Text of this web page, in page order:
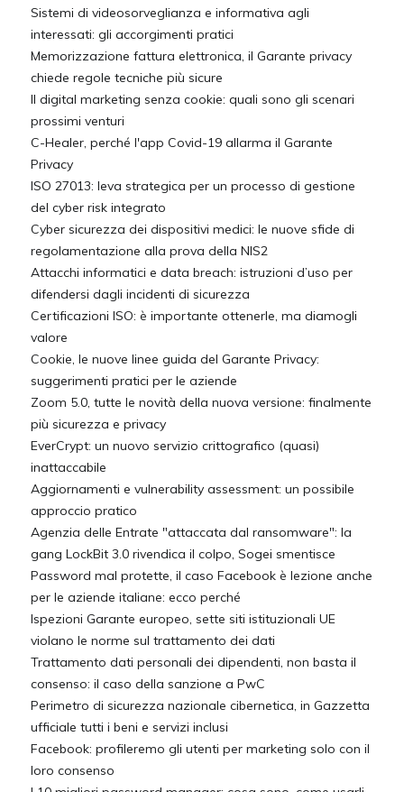
Sistemi di videosorveglianza e informativa agli
interessati: gli accorgimenti pratici
Memorizzazione fattura elettronica, il Garante privacy
chiede regole tecniche più sicure
Il digital marketing senza cookie: quali sono gli scenari
prossimi venturi
C-Healer, perché l'app Covid-19 allarma il Garante
Privacy
ISO 27013: leva strategica per un processo di gestione
del cyber risk integrato
Cyber sicurezza dei dispositivi medici: le nuove sfide di
regolamentazione alla prova della NIS2
Attacchi informatici e data breach: istruzioni d’uso per
difendersi dagli incidenti di sicurezza
Certificazioni ISO: è importante ottenerle, ma diamogli
valore
Cookie, le nuove linee guida del Garante Privacy:
suggerimenti pratici per le aziende
Zoom 5.0, tutte le novità della nuova versione: finalmente
più sicurezza e privacy
EverCrypt: un nuovo servizio crittografico (quasi)
inattaccabile
Aggiornamenti e vulnerability assessment: un possibile
approccio pratico
Agenzia delle Entrate "attaccata dal ransomware": la
gang LockBit 3.0 rivendica il colpo, Sogei smentisce
Password mal protette, il caso Facebook è lezione anche
per le aziende italiane: ecco perché
Ispezioni Garante europeo, sette siti istituzionali UE
violano le norme sul trattamento dei dati
Trattamento dati personali dei dipendenti, non basta il
consenso: il caso della sanzione a PwC
Perimetro di sicurezza nazionale cibernetica, in Gazzetta
ufficiale tutti i beni e servizi inclusi
Facebook: profileremo gli utenti per marketing solo con il
loro consenso